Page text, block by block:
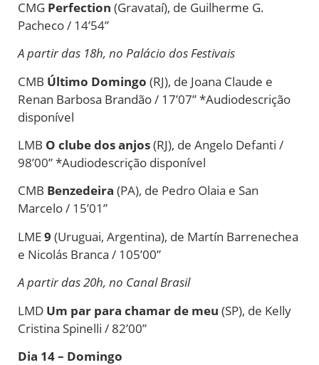
CMG Perfection (Gravataí), de Guilherme G.
Pacheco / 14’54”
A partir das 18h, no Palácio dos Festivais
CMB Último Domingo (RJ), de Joana Claude e
Renan Barbosa Brandão / 17’07” *Audiodescrição
disponível
LMB O clube dos anjos(RJ), de Angelo Defanti /
98’00” *Audiodescrição disponível
CMB Benzedeira (PA), de Pedro Olaia e San
Marcelo / 15’01”
LME9 (Uruguai, Argentina), de Martín Barrenechea
e Nicolás Branca / 105’00”
A partir das 20h, no Canal Brasil
LMD Um par para chamarde meu (SP), de Kelly
Cristina Spinelli / 82’00”
Dia 14 – Domingo